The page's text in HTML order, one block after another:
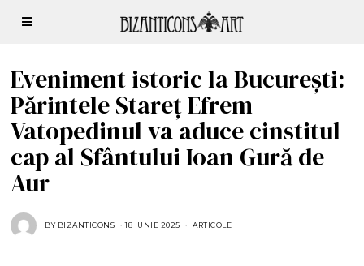
Eveniment istoric la București:
Părintele Stareț Efrem
Vatopedinul va aduce cinstitul
cap al Sfântului Ioan Gură de
Aur
BY BIZANTICONS 18 IUNIE 2025 ARTICOLE